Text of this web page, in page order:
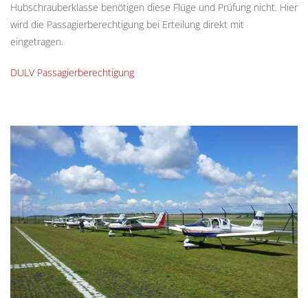
Hubschrauberklasse benötigen diese Flüge und Prüfung nicht. Hier
wird die Passagierberechtigung bei Erteilung direkt mit
eingetragen.
DULV Passagierberechtigung